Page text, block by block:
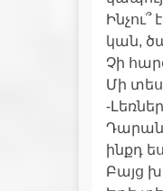
կան,
Չի
Մի
-
ինքդ
Բայց